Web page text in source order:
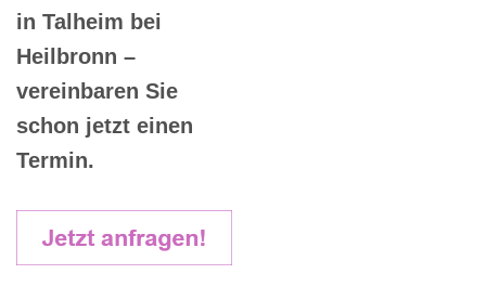
in Talheim bei
Heilbronn –
vereinbaren Sie
schon jetzt einen
Termin.